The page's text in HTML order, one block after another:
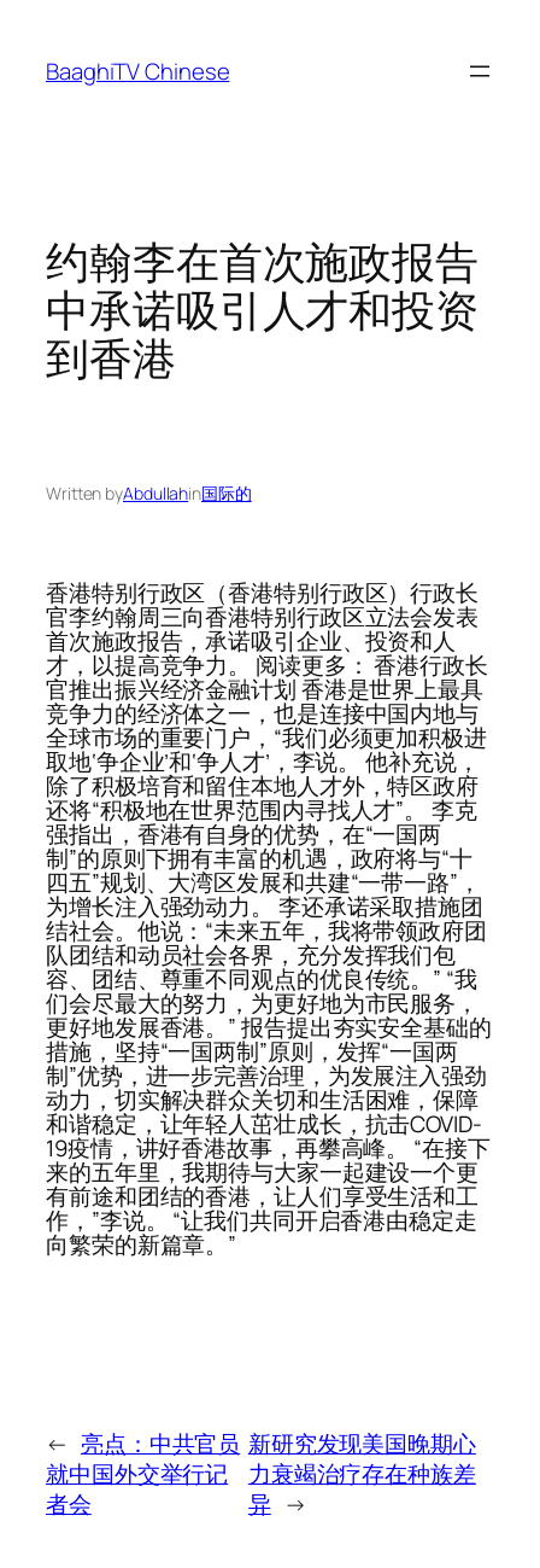
content
BaaghiTV Chinese
约翰李在首次施政报告
中承诺吸引人才和投资
到香港
Written byAbdullahin国际的
香港特别行政区（香港特别行政区）行政长
官李约翰周三向香港特别行政区立法会发表
首次施政报告，承诺吸引企业、投资和人
才，以提高竞争力。 阅读更多： 香港行政长
官推出振兴经济金融计划 香港是世界上最具
竞争力的经济体之一，也是连接中国内地与
全球市场的重要门户，“我们必须更加积极进
取地‘争企业’和‘争人才’，李说。 他补充说，
除了积极培育和留住本地人才外，特区政府
还将“积极地在世界范围内寻找人才”。 李克
强指出，香港有自身的优势，在“一国两
制”的原则下拥有丰富的机遇，政府将与“十
四五”规划、大湾区发展和共建“一带一路”，
为增长注入强劲动力。 李还承诺采取措施团
结社会。他说：“未来五年，我将带领政府团
队团结和动员社会各界，充分发挥我们包
容、团结、尊重不同观点的优良传统。” “我
们会尽最大的努力，为更好地为市民服务，
更好地发展香港。” 报告提出夯实安全基础的
措施，坚持“一国两制”原则，发挥“一国两
制”优势，进一步完善治理，为发展注入强劲
动力，切实解决群众关切和生活困难，保障
和谐稳定，让年轻人茁壮成长，抗击COVID-
19疫情，讲好香港故事，再攀高峰。 “在接下
来的五年里，我期待与大家一起建设一个更
有前途和团结的香港，让人们享受生活和工
作，”李说。 “让我们共同开启香港由稳定走
向繁荣的新篇章。”
← 亮点：中共官员
就中国外交举行记
者会
新研究发现美国晚期心
力衰竭治疗存在种族差
异 →